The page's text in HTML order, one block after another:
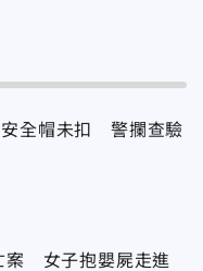
安全帽未扣 警攔查驗
案 女子抱嬰屍走進